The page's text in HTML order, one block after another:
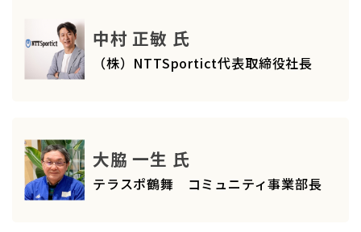
中村 正敏 氏
（株）NTTSportict代表取締役社長
大脇 一生 氏
テラスポ鶴舞 コミュニティ事業部長